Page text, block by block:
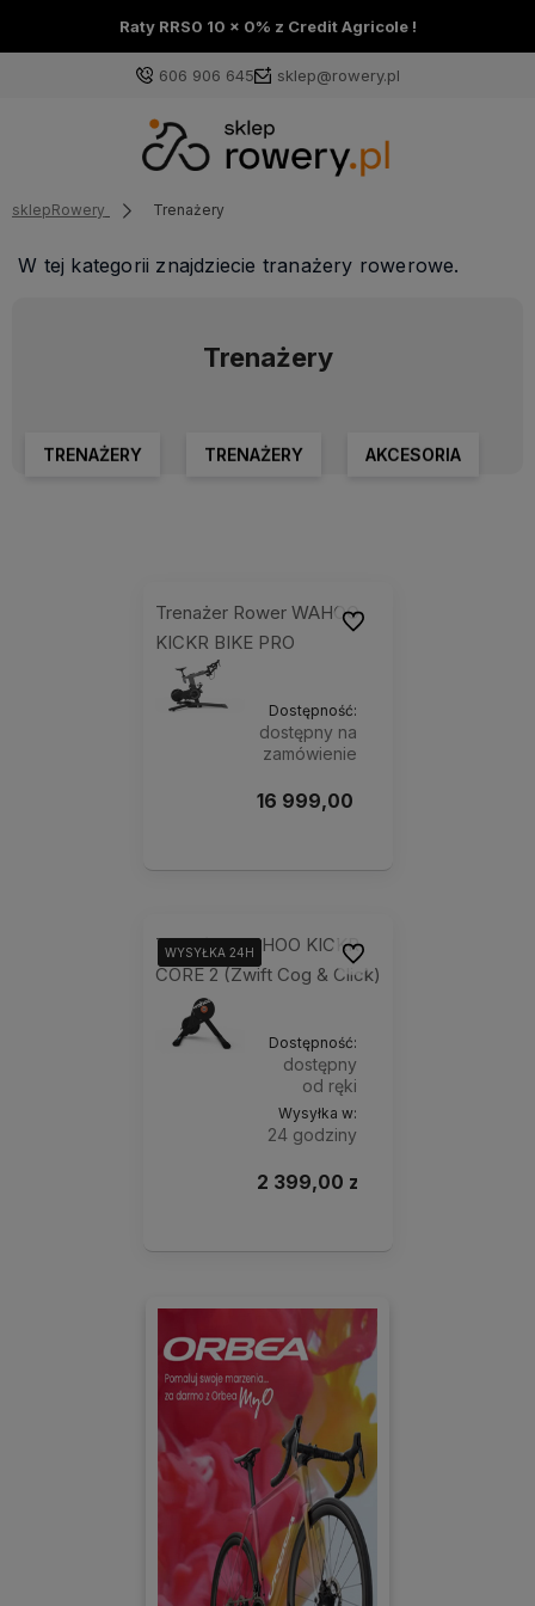
Raty RRS0 10 x 0% z Credit Agricole !
606 906 645 sklep@rowery.pl
sklepRowery Trenażery
W tej kategorii znajdziecie tranażery rowerowe.
Trenażery
TRENAŻERY TRENAŻERY AKCESORIA
Trenażer Rower WAHOO
KICKR BIKE PRO
Dostępność:
dostępny na
zamówienie
16 999,00 zł
Do ulubionych
Trenażer WAHOO KICKR
CORE 2 (Zwift Cog & Click)
WYSYŁKA 24H
WYSYŁKA 24H
WYSYŁKA 24H
Dostępność:
dostępny
od ręki
Wysyłka w:
24 godziny
2 399,00 zł
Do ulubionych